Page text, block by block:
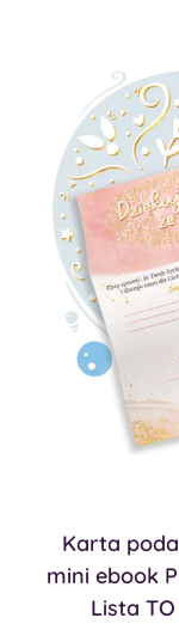
Karta
mini ebook
Lista